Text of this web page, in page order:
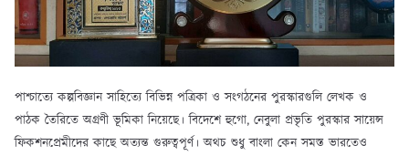
পাশ্চাত্যে কল্পবিজ্ঞান সাহিত্যে বিভিন্ন পত্রিকা ও সংগঠনের পুরস্কারগুলি লেখক ও
পাঠক তৈরিতে অগ্রণী ভূমিকা নিয়েছে। বিদেশে হুগো, নেবুলা প্রভৃতি পুরস্কার সায়েন্স
ফিকশনপ্রেমীদের কাছে অত্যন্ত গুরুত্বপূর্ণ। অথচ শুধু বাংলা কেন সমস্ত ভারতেও